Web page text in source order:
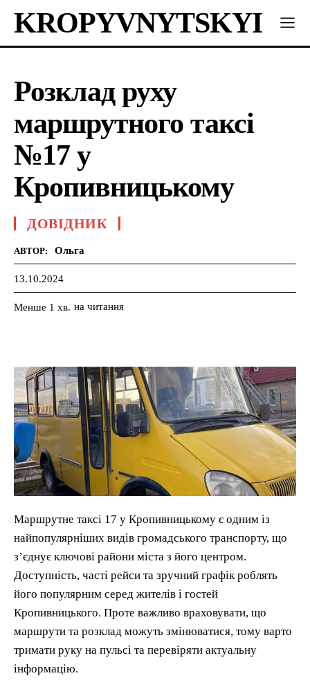
KROPYVNYTSKYI
Розклад руху
маршрутного таксі
№17 у
Кропивницькому
ДОВІДНИК
АВТОР: Ольга
13.10.2024
Менше 1 хв. на читання
Маршрутне таксі 17 у Кропивницькому є одним із
найпопулярніших видів громадського транспорту, що
з’єднує ключові райони міста з його центром.
Доступність, часті рейси та зручний графік роблять
його популярним серед жителів і гостей
Кропивницького. Проте важливо враховувати, що
маршрути та розклад можуть змінюватися, тому варто
тримати руку на пульсі та перевіряти актуальну
інформацію.